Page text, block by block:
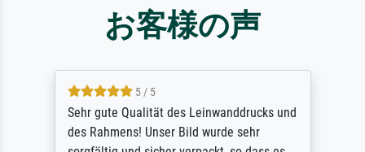
お客様の声
5 / 5
Sehr gute Qualität des Leinwanddrucks und
des Rahmens! Unser Bild wurde sehr